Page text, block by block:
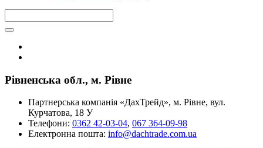
Рівненська обл., м. Рівне
Партнерська компанія «ДахТрейд», м. Рівне, вул.
Курчатова, 18 У
Телефони: 0362 42-03-04, 067 364-09-98
Електронна пошта: info@dachtrade.com.ua